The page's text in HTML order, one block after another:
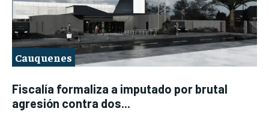
Cauquenes
Fiscalía formaliza a imputado por brutal
agresión contra dos...